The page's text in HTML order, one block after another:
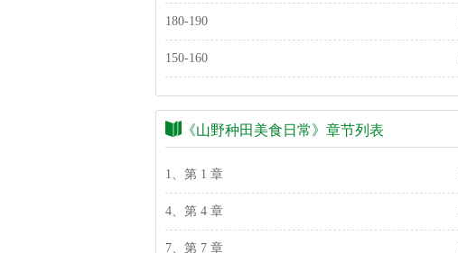
180-190
150-160
《山野种田美食日常》章节列表
1、第 1 章
4、第 4 章
7、第 7 章